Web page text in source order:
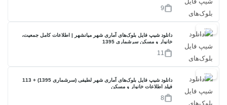
9
17%
دانلود شیپ فایل بلوک‌های آماری شهر میانشهر | اطلاعات کامل جمعیت،
خانوار و مسکن سرشماری 1395
11
17%
دانلود شیپ فایل بلوک‌های آماری شهر لطیفی (سرشماری 1395) + 113
فیلد اطلاعات خانوار و مسکن
8